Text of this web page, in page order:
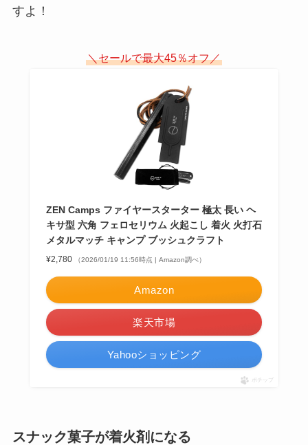
すよ！
＼セールで最大45％オフ／
ZEN Camps ファイヤースターター 極太 長い ヘ
キサ型 六角 フェロセリウム 火起こし 着火 火打石
メタルマッチ キャンプ ブッシュクラフト
¥2,780 （2026/01/19 11:56時点 | Amazon調べ）
Amazon
楽天市場
Yahooショッピング
ポチップ
スナック菓子が着火剤になる